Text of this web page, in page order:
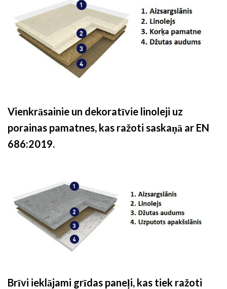
Vienkrāsainie un dekoratīvie linoleji uz
porainas pamatnes, kas ražoti saskaņā ar EN
686:2019.
Brīvi ieklājami grīdas paneļi, kas tiek ražoti